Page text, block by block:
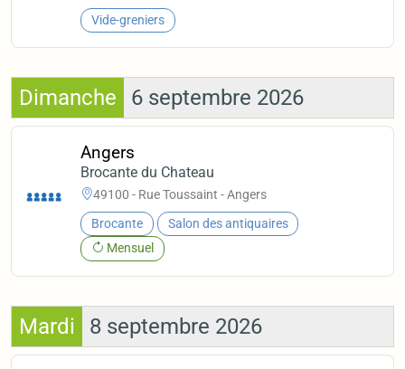
Vide-greniers
Dimanche 6 septembre 2026
Angers
Brocante du Chateau
49100 - Rue Toussaint - Angers
Brocante
Salon des antiquaires
Mensuel
Mardi 8 septembre 2026